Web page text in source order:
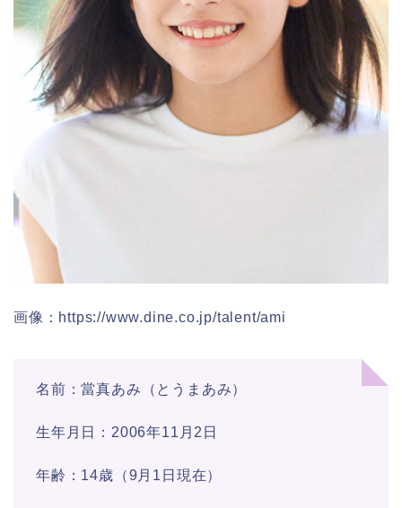
画像：https://www.dine.co.jp/talent/ami
名前：當真あみ（とうまあみ）
生年月日：2006年11月2日
年齢：14歳（9月1日現在）